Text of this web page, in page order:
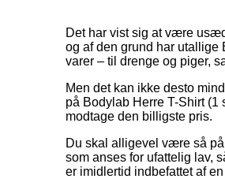
Det har vist sig at være
og af den grund har
varer – til drenge og piger,
Men det kan ikke desto
på Bodylab Herre T-Shirt
modtage den billigste pris.
Du skal alligevel være så
som anses for ufattelig lav,
er imidlertid indbefattet af